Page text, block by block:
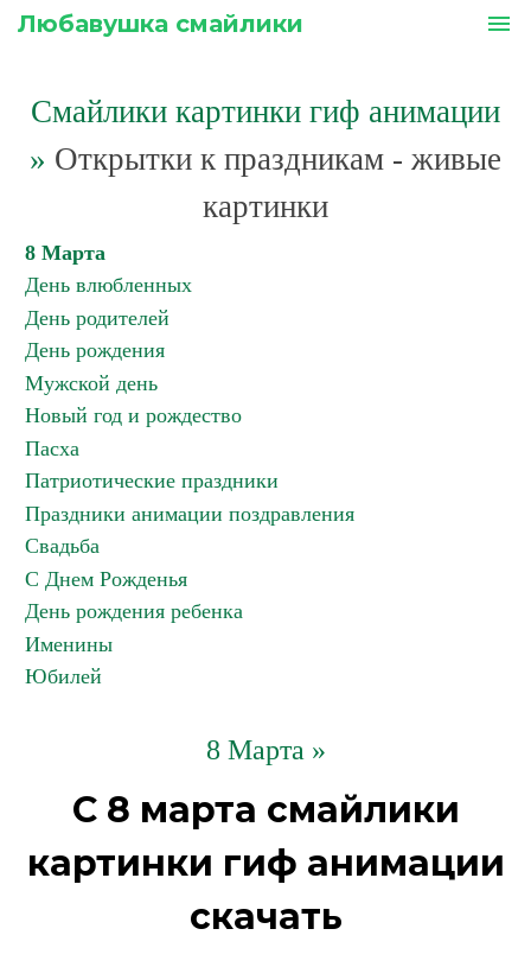
Любавушка смайлики menu
Смайлики картинки гиф анимации
» Открытки к праздникам - живые
картинки
8 Марта
День влюбленных
День родителей
День рождения
Мужской день
Новый год и рождество
Пасха
Патриотические праздники
Праздники анимации поздравления
Свадьба
С Днем Рожденья
День рождения ребенка
Именины
Юбилей
8 Марта »
С 8 марта смайлики
картинки гиф анимации
скачать